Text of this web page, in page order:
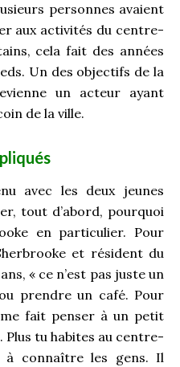
personnes avaient
aux activités du centre-
cela fait des années
Un des objectifs de la
un acteur ayant
de la ville.
avec les deux jeunes
tout d’abord, pourquoi
en particulier. Pour
et résident du
« ce n’est pas juste un
prendre un café. Pour
fait penser à un petit
Plus tu habites au centre-
à connaître les gens. Il